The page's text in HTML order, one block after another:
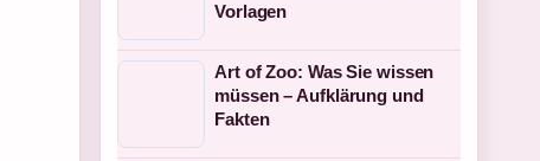
Vorlagen
Art of Zoo: Was Sie wissen
müssen – Aufklärung und
Fakten